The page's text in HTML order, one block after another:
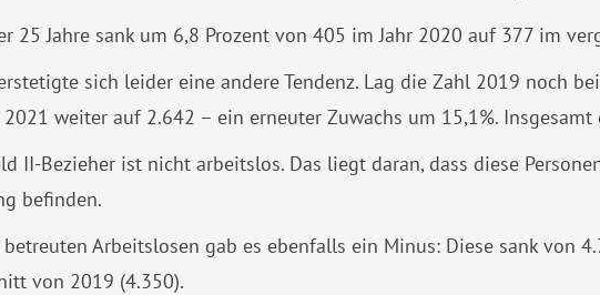
25 Jahre sank um 6,8 Prozent von 405 im Jahr 2020 auf 377 im
sich leider eine andere Tendenz. Lag die Zahl 2019 noch
weiter auf 2.642 – ein erneuter Zuwachs um 15,1%.
II-Bezieher ist nicht arbeitslos. Das liegt daran, dass diese
befinden.
Arbeitslosen gab es ebenfalls ein Minus: Diese sank von
von 2019 (4.350).